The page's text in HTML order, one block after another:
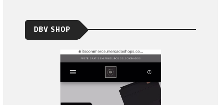
DBV SHOP